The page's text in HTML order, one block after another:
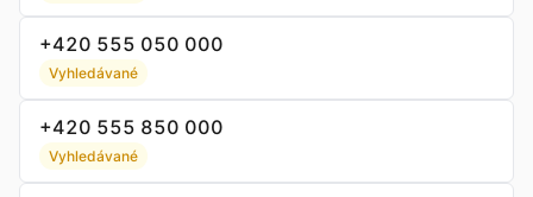
+420 555 050 000
Vyhledávané
+420 555 850 000
Vyhledávané